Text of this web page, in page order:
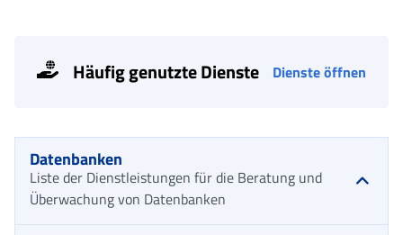
Datenbanken
Liste der Dienstleistungen für die Beratung und
Überwachung von Datenbanken
Häufig genutzte Dienste Dienste öffnen